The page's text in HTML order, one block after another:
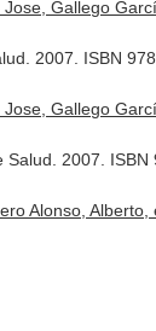
Gallego
2007. ISBN
Gallego
Salud. 2007.
Alonso, Alberto,